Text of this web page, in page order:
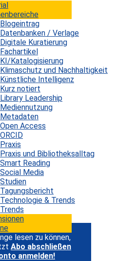
Blogeintrag
Datenbanken / Verlage
Digitale Kuratierung
Fachartikel
KI/Katalogisierung
Klimaschutz und Nachhaltigkeit
Künstliche Intelligenz
Kurz notiert
Library Leadership
Mediennutzung
Metadaten
Open Access
ORCID
Praxis
Praxis und Bibliotheksalltag
Smart Reading
Social Media
Studien
Tagungsbericht
Technologie & Trends
Trends
in das gegenwärtige
von US-
zeigt der bereits zum
"Taking Stock
Piper
halbjährlich
zurzeit besonders
entwickeln. Insgesamt
mit
von 16 Jahren
befragt.
lesen zu können,
Abo abschließen
anmelden!